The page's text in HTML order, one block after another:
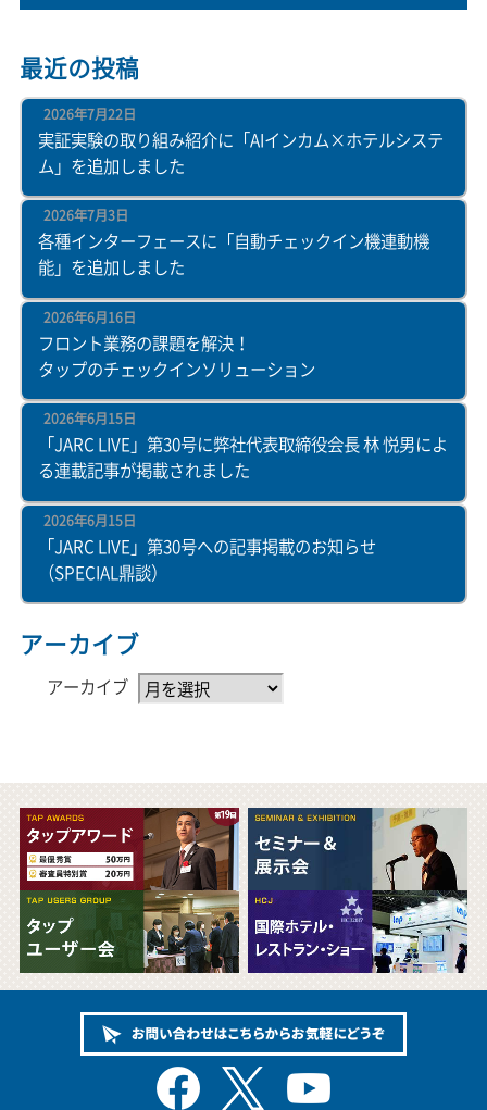
最近の投稿
実証実験の取り組み紹介に「AIインカム×ホテルシステ
ム」を追加しました
2026年7月22日
各種インターフェースに「自動チェックイン機連動機
能」を追加しました
2026年7月3日
フロント業務の課題を解決！
タップのチェックインソリューション
2026年6月16日
「JARC LIVE」第30号に弊社代表取締役会長 林 悦男によ
る連載記事が掲載されました
2026年6月15日
「JARC LIVE」第30号への記事掲載のお知らせ
（SPECIAL鼎談）
2026年6月15日
アーカイブ
アーカイブ